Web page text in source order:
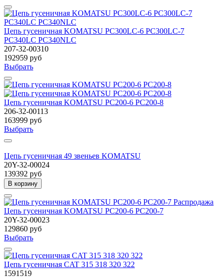
Цепь гусеничная KOMATSU PC300LC-6 PC300LC-7
PC340LC PC340NLC
207-32-00310
192959 руб
Выбрать
Цепь гусеничная KOMATSU PC200-6 PC200-8
206-32-00113
163999 руб
Выбрать
Цепь гусеничная 49 звеньев KOMATSU
20Y-32-00024
139392 руб
В корзину
Распродажа
Цепь гусеничная KOMATSU PC200-6 PC200-7
20Y-32-00023
129860 руб
Выбрать
Цепь гусеничная CAT 315 318 320 322
1591519